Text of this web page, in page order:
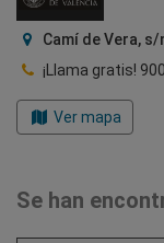
Camí de Vera, s/
¡Llama gratis!
Ver mapa
Se han